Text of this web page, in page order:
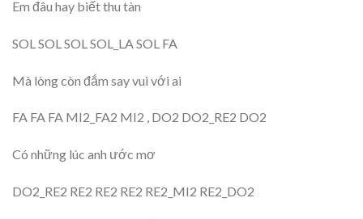
Em đâu hay biết thu tàn
SOL SOL SOL SOL_LA SOL FA
Mà lòng còn đắm say vui với ai
FA FA FA MI2_FA2 MI2 , DO2 DO2_RE2 DO2
Có những lúc anh ước mơ
DO2_RE2 RE2 RE2 RE2 RE2_MI2 RE2_DO2